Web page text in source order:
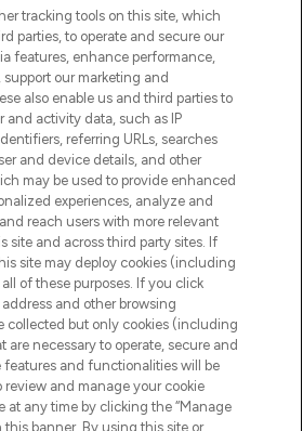
is de ultieme online
van Europa, met de
haarproducten en
meer dan 200 topmerken.
of via de app, met gratis
vanaf €40.
toestemming
or Share My Personal
Information
& INFORMATIE
LOOKFANTASTIC
tracking tools on this site, which
parties, to operate and secure our
features, enhance performance,
support our marketing and
also enable us and third parties to
and activity data, such as IP
referring URLs, searches
and device details, and other
may be used to provide enhanced
experiences, analyze and
reach users with more relevant
site and across third party sites. If
site may deploy cookies (including
of these purposes. If you click
address and other browsing
collected but only cookies (including
are necessary to operate, secure and
features and functionalities will be
review and manage your cookie
at any time by clicking the “Manage
this banner. By using this site or